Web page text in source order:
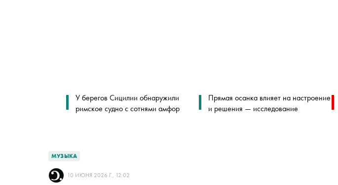
У берегов Сицилии обнаружили
римское судно с сотнями амфор
Прямая осанка влияет на настроение
и решения — исследование
МУЗЫКА
10 ИЮНЯ 2026 Г., 12:02